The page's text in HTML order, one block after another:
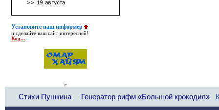
Установите наш информер
и сделайте ваш сайт интересней!
Код...
Стихи Пушкина Генератор рифм «Большой крокодил»